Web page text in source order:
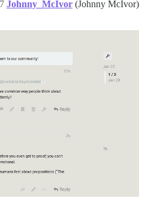
Johnny_McIvor (Johnny McIvor)
7